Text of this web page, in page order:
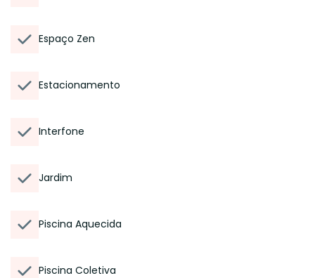
Espaço Zen
Estacionamento
Interfone
Jardim
Piscina Aquecida
Piscina Coletiva